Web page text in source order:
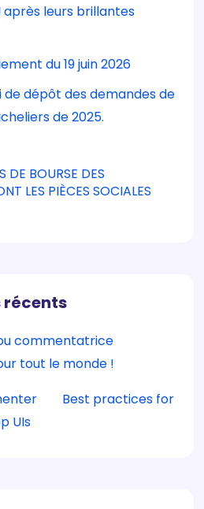
après leurs brillantes
du 19 juin 2026
de dépôt des demandes de
de 2025.
DE BOURSE DES
LES PIÈCES SOCIALES
récents
commentatrice
tout le monde !
Best practices for
UIs